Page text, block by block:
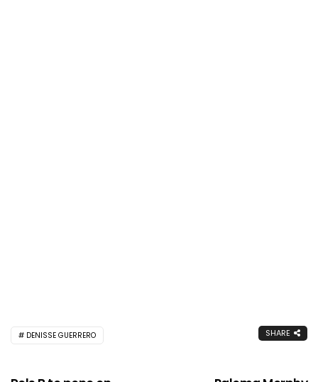
DENISSE GUERRERO SHARE